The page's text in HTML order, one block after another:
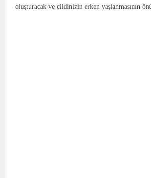
oluşturacak ve cildinizin erken yaşlanmasının